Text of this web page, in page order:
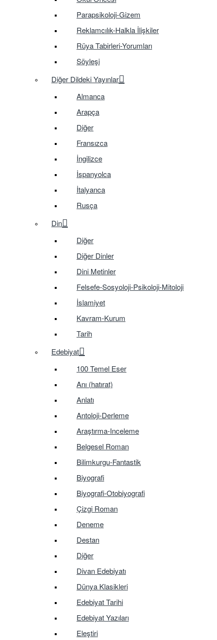
Parapsikoloji-Gizem
Reklamcılık-Halkla İlişkiler
Rüya Tabirleri-Yorumları
Söyleşi
Diğer Dildeki Yayınlar
Almanca
Arapça
Diğer
Fransızca
İngilizce
İspanyolca
İtalyanca
Rusça
Din
Diğer
Diğer Dinler
Dini Metinler
Felsefe-Sosyoloji-Psikoloji-Mitoloji
İslamiyet
Kavram-Kurum
Tarih
Edebiyat
100 Temel Eser
Anı (hatırat)
Anlatı
Antoloji-Derleme
Araştırma-Inceleme
Belgesel Roman
Bilimkurgu-Fantastik
Biyografi
Biyografi-Otobiyografi
Çizgi Roman
Deneme
Destan
Diğer
Divan Edebiyatı
Dünya Klasikleri
Edebiyat Tarihi
Edebiyat Yazıları
Eleştiri